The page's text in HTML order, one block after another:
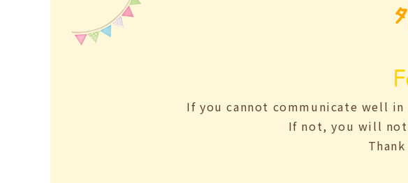
If you cannot communicate well in
If not, you will